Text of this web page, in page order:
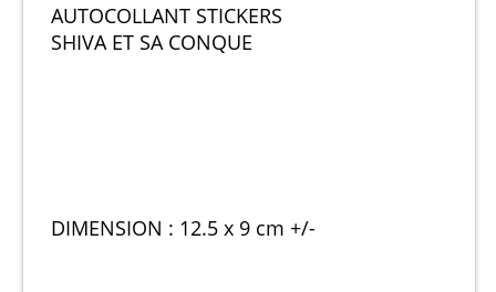
AUTOCOLLANT STICKERS
SHIVA ET SA CONQUE
DIMENSION : 12.5 x 9 cm +/-